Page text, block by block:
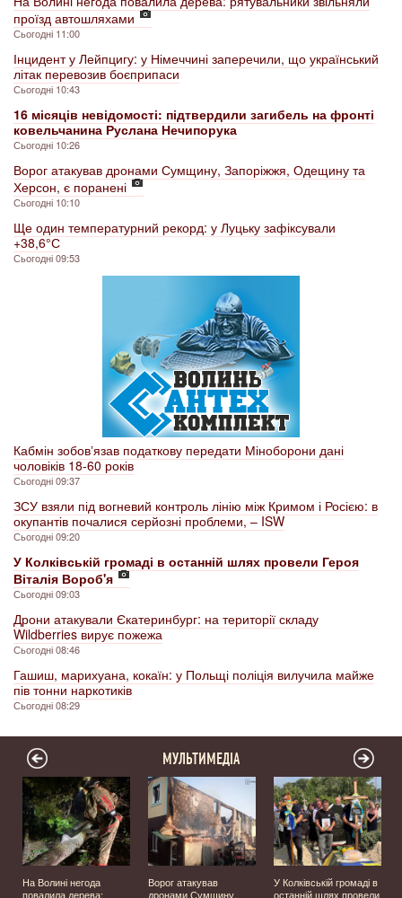
проїзд автошляхами
Сьогодні 11:00
Інцидент у Лейпцигу: у Німеччині заперечили, що український
літак перевозив боєприпаси
Сьогодні 10:43
16 місяців невідомості: підтвердили загибель на фронті
ковельчанина Руслана Нечипорука
Сьогодні 10:26
Ворог атакував дронами Сумщину, Запоріжжя, Одещину та
Херсон, є поранені
Сьогодні 10:10
Ще один температурний рекорд: у Луцьку зафіксували
+38,6° С
Сьогодні 09:53
Кабмін зобовʼязав податкову передати Міноборони дані
чоловіків 18-60 років
Сьогодні 09:37
ЗСУ взяли під вогневий контроль лінію між Кримом і Росією: в
окупантів почалися серйозні проблеми, – ISW
Сьогодні 09:20
У Колківській громаді в останній шлях провели Героя
Віталія Вороб'я
Сьогодні 09:03
Дрони атакували Єкатеринбург: на території складу
Wildberries вирує пожежа
Сьогодні 08:46
Гашиш, марихуана, кокаїн: у Польщі поліція вилучила майже
пів тонни наркотиків
Сьогодні 08:29
МУЛЬТИМЕДІА
На Волині негода
повалила дерева:
Ворог атакував
дронами Сумщину,
У Колківській громаді в
останній шлях провели